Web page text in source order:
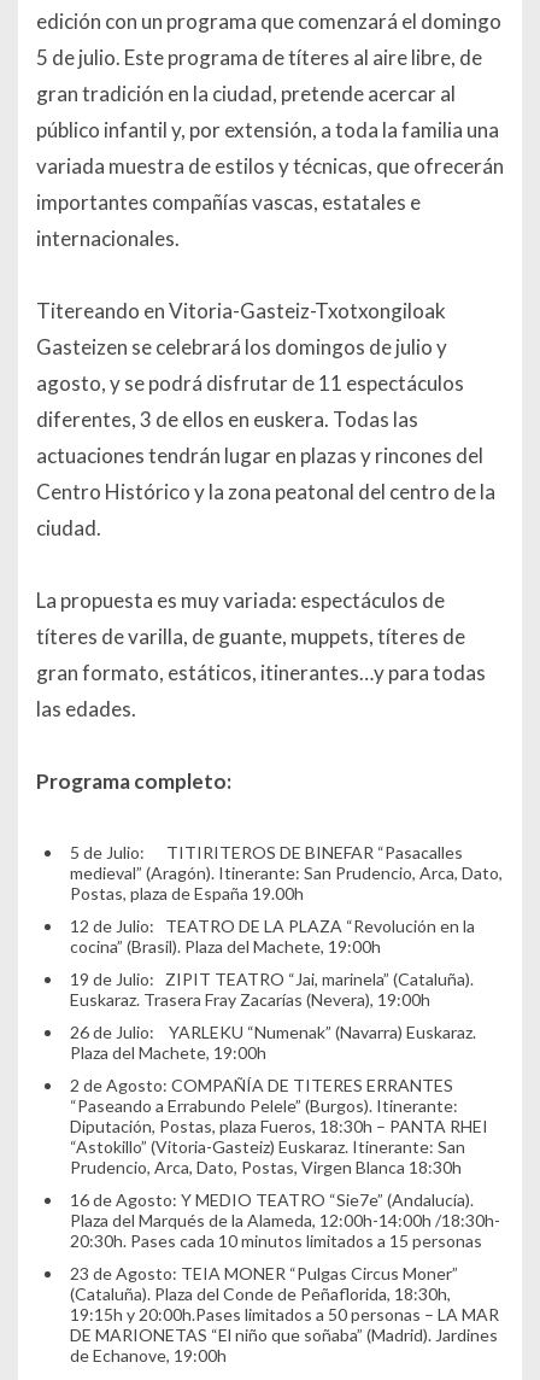
edición con un programa que comenzará el domingo
5 de julio. Este programa de títeres al aire libre, de
gran tradición en la ciudad, pretende acercar al
público infantil y, por extensión, a toda la familia una
variada muestra de estilos y técnicas, que ofrecerán
importantes compañías vascas, estatales e
internacionales.
Titereando en Vitoria-Gasteiz-Txotxongiloak
Gasteizen se celebrará los domingos de julio y
agosto, y se podrá disfrutar de 11 espectáculos
diferentes, 3 de ellos en euskera. Todas las
actuaciones tendrán lugar en plazas y rincones del
Centro Histórico y la zona peatonal del centro de la
ciudad.
La propuesta es muy variada: espectáculos de
títeres de varilla, de guante, muppets, títeres de
gran formato, estáticos, itinerantes…y para todas
las edades.
Programa completo:
5 de Julio: TITIRITEROS DE BINEFAR “Pasacalles
medieval” (Aragón). Itinerante: San Prudencio, Arca, Dato,
Postas, plaza de España 19.00h
12 de Julio: TEATRO DE LA PLAZA “Revolución en la
cocina” (Brasil). Plaza del Machete, 19:00h
19 de Julio: ZIPIT TEATRO “Jai, marinela” (Cataluña).
Euskaraz. Trasera Fray Zacarías (Nevera), 19:00h
26 de Julio: YARLEKU “Numenak” (Navarra) Euskaraz.
Plaza del Machete, 19:00h
2 de Agosto: COMPAÑÍA DE TITERES ERRANTES
“Paseando a Errabundo Pelele” (Burgos). Itinerante:
Diputación, Postas, plaza Fueros, 18:30h – PANTA RHEI
“Astokillo” (Vitoria-Gasteiz) Euskaraz. Itinerante: San
Prudencio, Arca, Dato, Postas, Virgen Blanca 18:30h
16 de Agosto: Y MEDIO TEATRO “Sie7e” (Andalucía).
Plaza del Marqués de la Alameda, 12:00h-14:00h /18:30h-
20:30h. Pases cada 10 minutos limitados a 15 personas
23 de Agosto: TEIA MONER “Pulgas Circus Moner”
(Cataluña). Plaza del Conde de Peñaflorida, 18:30h,
19:15h y 20:00h.Pases limitados a 50 personas – LA MAR
DE MARIONETAS “El niño que soñaba” (Madrid). Jardines
de Echanove, 19:00h